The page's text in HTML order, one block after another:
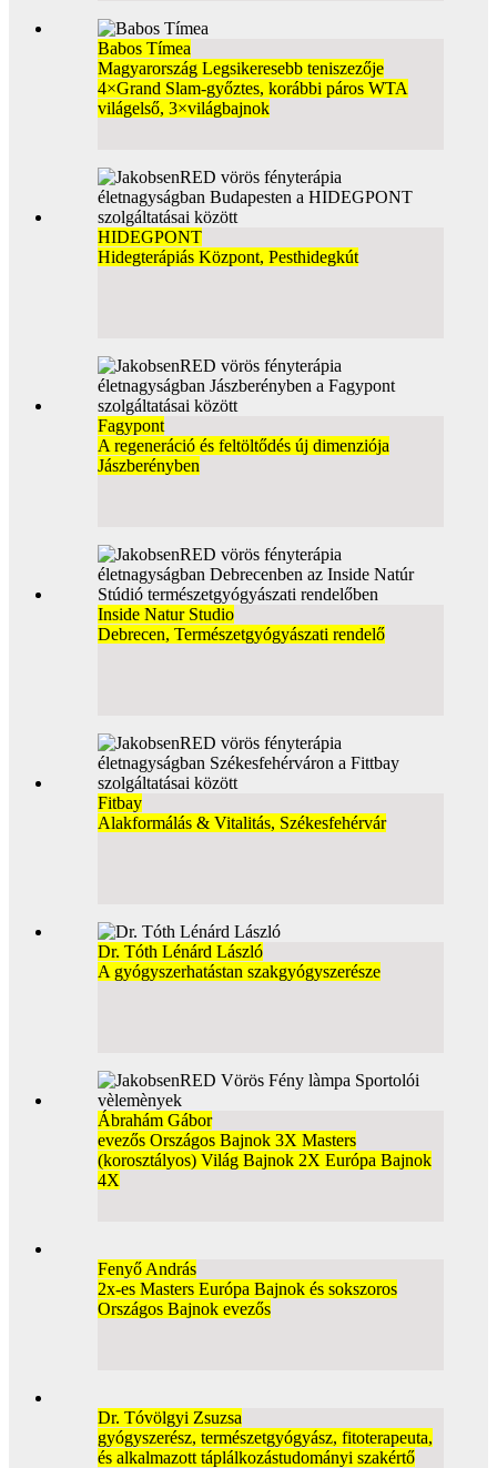
Babos Tímea
Magyarország Legsikeresebb teniszezője
4×Grand Slam-győztes, korábbi páros WTA
világelső, 3×világbajnok
HIDEGPONT
Hidegterápiás Központ, Pesthidegkút
Fagypont
A regeneráció és feltöltődés új dimenziója
Jászberényben
Inside Natur Studio
Debrecen, Természetgyógyászati rendelő
Fitbay
Alakformálás & Vitalitás, Székesfehérvár
Dr. Tóth Lénárd László
A gyógyszerhatástan szakgyógyszerésze
Ábrahám Gábor
evezős Országos Bajnok 3X Masters
(korosztályos) Világ Bajnok 2X Európa Bajnok
4X
Fenyő András
2x-es Masters Európa Bajnok és sokszoros
Országos Bajnok evezős
Dr. Tóvölgyi Zsuzsa
gyógyszerész, természetgyógyász, fitoterapeuta,
és alkalmazott táplálkozástudományi szakértő